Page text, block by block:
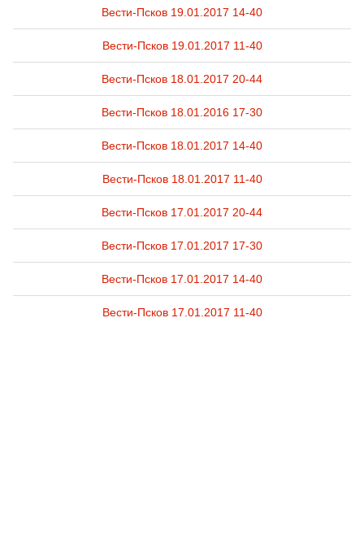
Вести-Псков 19.01.2017 14-40
Вести-Псков 19.01.2017 11-40
Вести-Псков 18.01.2017 20-44
Вести-Псков 18.01.2016 17-30
Вести-Псков 18.01.2017 14-40
Вести-Псков 18.01.2017 11-40
Вести-Псков 17.01.2017 20-44
Вести-Псков 17.01.2017 17-30
Вести-Псков 17.01.2017 14-40
Вести-Псков 17.01.2017 11-40